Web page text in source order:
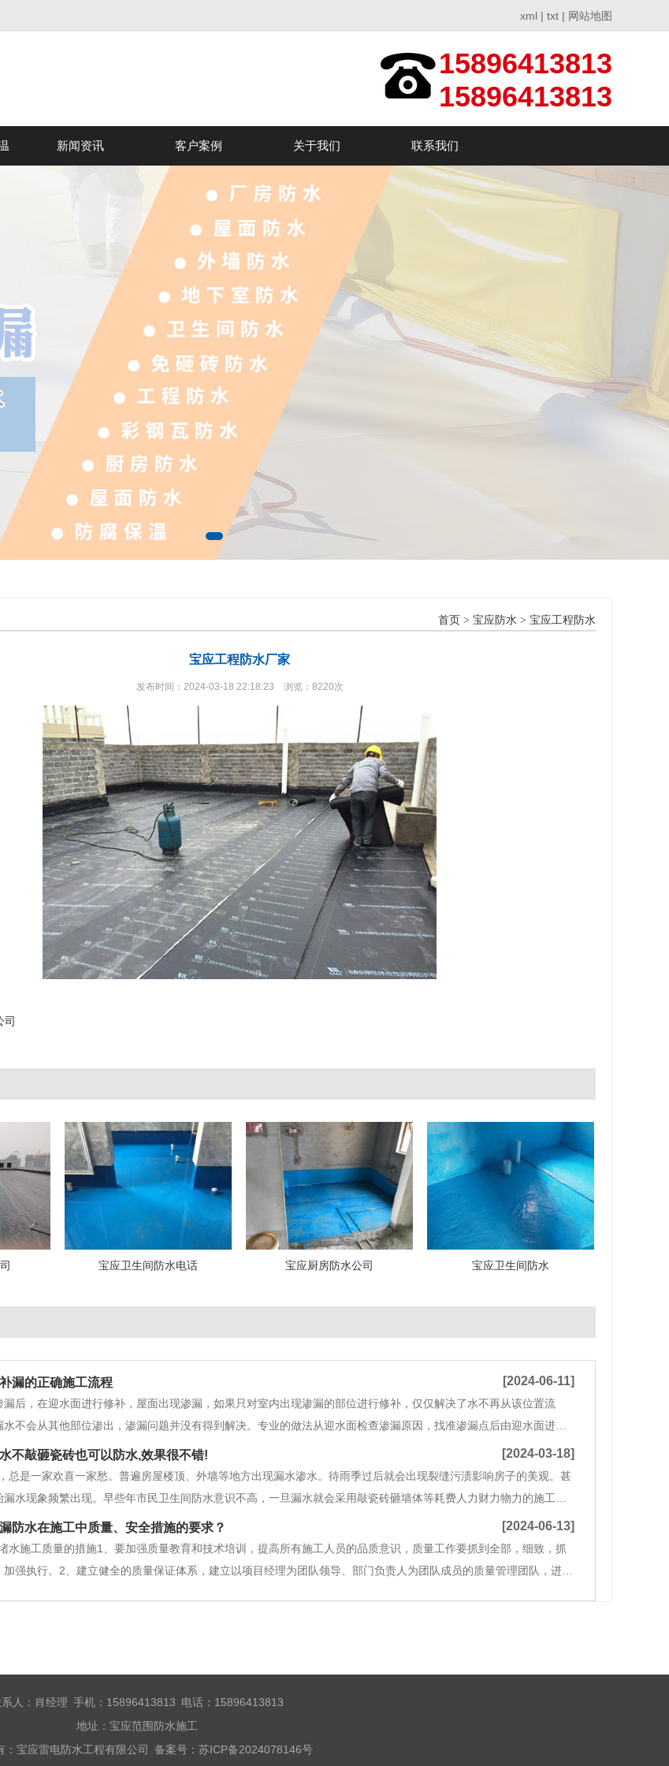
xml | txt | 网站地图
15896413813
15896413813
新闻资讯 客户案例 关于我们 联系我们
首页 > 宝应防水 > 宝应工程防水
宝应工程防水厂家
发布时间：2024-03-18 22:18:23 浏览：8220次
司
宝应卫生间防水电话 宝应厨房防水公司 宝应卫生间防水
漏的正确施工流程 [2024-06-11]
漏后，在迎水面进行修补，屋面出现渗漏，如果只对室内出现渗漏的部位进行修补，仅仅解决了水不再从该位置流
不会从其他部位渗出，渗漏问题并没有得到解决。专业的做法从迎水面检查渗漏原因，找准渗漏点后由迎水面进行
相容的材料修补，以前没有用完的材料别用来修补渗漏防水层。修补层与原防水层不能很好结合，达不到防水整体
不敲砸瓷砖也可以防水,效果很不错! [2024-03-18]
总是一家欢喜一家愁。普遍房屋楼顶、外墙等地方出现漏水渗水。待雨季过后就会出现裂缝污渍影响房子的美观。甚
水现象频繁出现。早些年市民卫生间防水意识不高，一旦漏水就会采用敲瓷砖砸墙体等耗费人力财力物力的施工工
企业通过研发实践等一些列科学的试验，研制生产了一批又一批宝应免砸瓷砖防水材料。与此同时广大业主们的房子
，而免撬砸瓷砖的防水工艺
防水在施工中质量、安全措施的要求？ [2024-06-13]
水施工质量的措施1、要加强质量教育和技术培训，提高所有施工人员的品质意识，质量工作要抓到全部，细致，抓
强执行。2、建立健全的质量保证体系，建立以项目经理为团队领导、部门负责人为团队成员的质量管理团队，进行
人：肖经理 手机：15896413813 电话：15896413813
地址：宝应范围防水施工
：宝应雷电防水工程有限公司 备案号： 苏ICP备2024078146号